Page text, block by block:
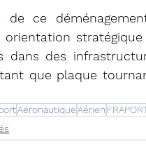
de ce
dans des
tant que plaque
AéronautiqueAérien